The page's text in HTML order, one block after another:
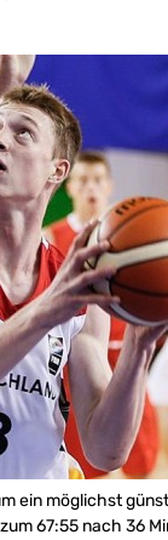
ein möglichst
67:55 nach 36